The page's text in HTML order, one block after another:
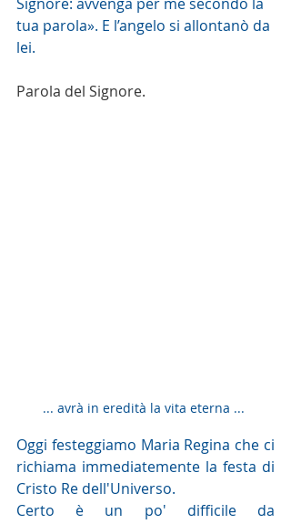
tua parola». E l’angelo si allontanò da
lei.
Parola del Signore.
... avrà in eredità la vita eterna ...
Oggi festeggiamo Maria Regina che ci
richiama immediatemente la festa di
Cristo Re dell'Universo.
Certo è un po' difficile da